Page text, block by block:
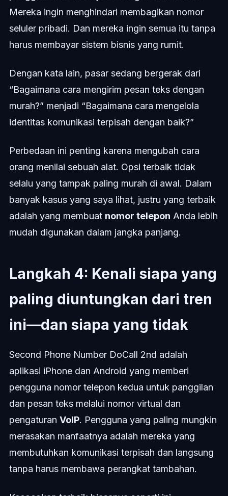
Mereka ingin menghindari membagikan nomor
seluler pribadi. Dan mereka ingin semua itu tanpa
harus membayar sistem bisnis yang rumit.
Dengan kata lain, pasar sedang bergerak dari
“Bagaimana cara mengirim pesan teks dengan
murah?” menjadi “Bagaimana cara mengelola
identitas komunikasi terpisah dengan baik?”
Perbedaan ini penting karena mengubah cara
orang menilai sebuah alat. Opsi terbaik tidak
selalu yang tampak paling murah di awal. Dalam
banyak kasus yang saya lihat, justru yang terbaik
adalah yang membuat nomor telepon Anda lebih
mudah digunakan dalam jangka panjang.
Langkah 4: Kenali siapa yang
paling diuntungkan dari tren
ini—dan siapa yang tidak
Second Phone Number DoCall 2nd adalah
aplikasi iPhone dan Android yang memberi
pengguna nomor telepon kedua untuk panggilan
dan pesan teks melalui nomor virtual dan
pengaturan VoIP. Pengguna yang paling mungkin
merasakan manfaatnya adalah mereka yang
membutuhkan komunikasi terpisah dan langsung
tanpa harus membawa perangkat tambahan.